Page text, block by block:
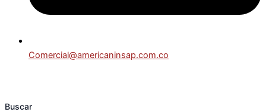
Comercial@americaninsap.com.co
Buscar